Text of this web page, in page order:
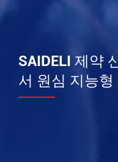
SAIDELI 제약
서 원심 지능형